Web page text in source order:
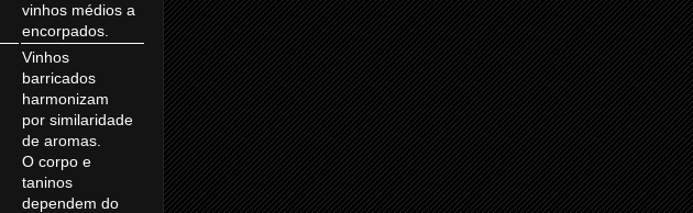
vinhos médios a
encorpados.
Vinhos
barricados
harmonizam
por similaridade
de aromas.
O corpo e
taninos
dependem do